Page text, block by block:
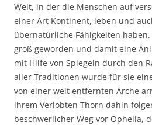
Welt, in der die Menschen auf
einer Art Kontinent, leben und
übernatürliche Fähigkeiten
groß geworden und damit eine
mit Hilfe von Spiegeln durch den
aller Traditionen wurde für sie
von einer weit entfernten Arche
ihrem Verlobten Thorn dahin
beschwerlicher Weg vor Ophelia,